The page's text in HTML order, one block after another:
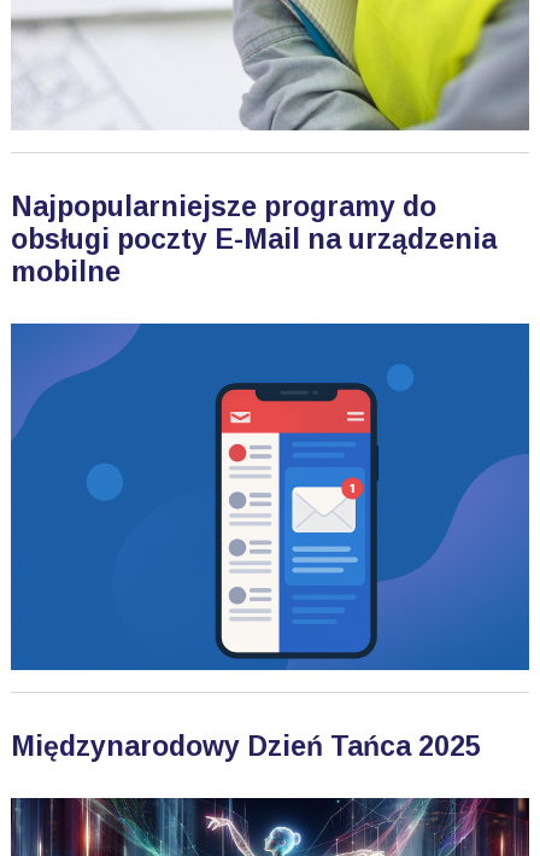
Najpopularniejsze programy do
obsługi poczty E-Mail na urządzenia
mobilne
Międzynarodowy Dzień Tańca 2025